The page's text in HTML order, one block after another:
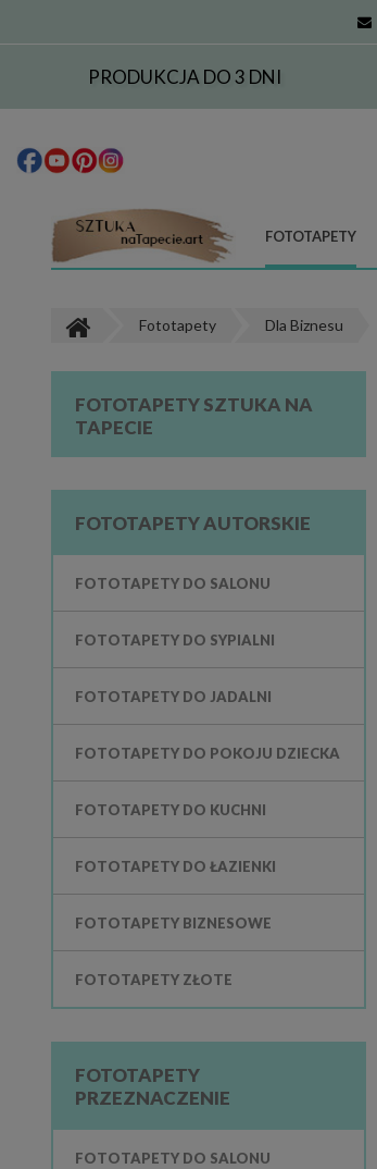
PRODUKCJA DO 3 DNI
FOTOTAPETY
Fototapety Dla Biznesu
FOTOTAPETY SZTUKA NA
TAPECIE
FOTOTAPETY AUTORSKIE
FOTOTAPETY DO SALONU
FOTOTAPETY DO SYPIALNI
FOTOTAPETY DO JADALNI
FOTOTAPETY DO POKOJU DZIECKA
FOTOTAPETY DO KUCHNI
FOTOTAPETY DO ŁAZIENKI
FOTOTAPETY BIZNESOWE
FOTOTAPETY ZŁOTE
FOTOTAPETY
PRZEZNACZENIE
FOTOTAPETY DO SALONU